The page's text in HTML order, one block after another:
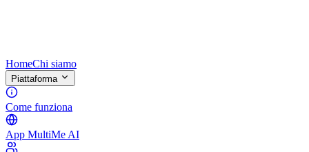
HomeChi siamo
Piattaforma
Come funziona
App MultiMe AI